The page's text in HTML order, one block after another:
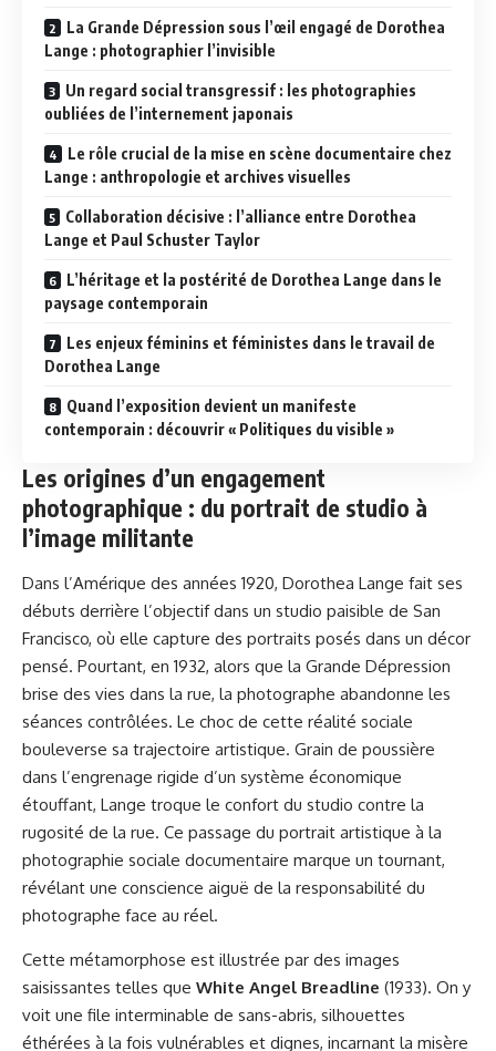
La Grande Dépression sous l’œil engagé de Dorothea
Lange : photographier l’invisible
Un regard social transgressif : les photographies
oubliées de l’internement japonais
Le rôle crucial de la mise en scène documentaire chez
Lange : anthropologie et archives visuelles
Collaboration décisive : l’alliance entre Dorothea
Lange et Paul Schuster Taylor
L’héritage et la postérité de Dorothea Lange dans le
paysage contemporain
Les enjeux féminins et féministes dans le travail de
Dorothea Lange
Quand l’exposition devient un manifeste
contemporain : découvrir « Politiques du visible »
Les origines d’un engagement
photographique : du portrait de studio à
l’image militante
Dans l’Amérique des années 1920, Dorothea Lange fait ses
débuts derrière l’objectif dans un studio paisible de San
Francisco, où elle capture des portraits posés dans un décor
pensé. Pourtant, en 1932, alors que la Grande Dépression
brise des vies dans la rue, la photographe abandonne les
séances contrôlées. Le choc de cette réalité sociale
bouleverse sa trajectoire artistique. Grain de poussière
dans l’engrenage rigide d’un système économique
étouffant, Lange troque le confort du studio contre la
rugosité de la rue. Ce passage du portrait artistique à la
photographie sociale documentaire marque un tournant,
révélant une conscience aiguë de la responsabilité du
photographe face au réel.
Cette métamorphose est illustrée par des images
saisissantes telles que White Angel Breadline (1933). On y
voit une file interminable de sans-abris, silhouettes
éthérées à la fois vulnérables et dignes, incarnant la misère